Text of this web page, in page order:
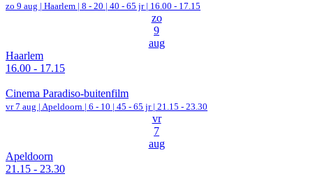
zo 9 aug | Haarlem | 8 - 20 | 40 - 65 jr | 16.00 - 17.15
zo
9
aug
Haarlem
16.00 - 17.15
Cinema Paradiso-buitenfilm
vr 7 aug | Apeldoorn | 6 - 10 | 45 - 65 jr | 21.15 - 23.30
vr
7
aug
Apeldoorn
21.15 - 23.30